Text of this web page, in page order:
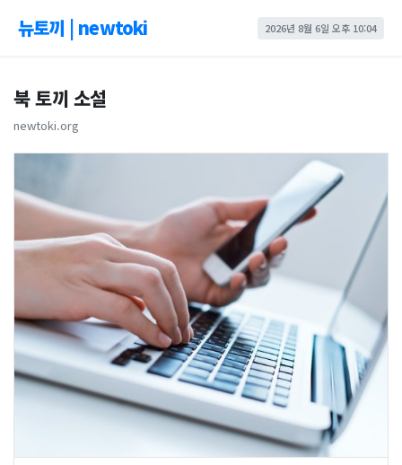
뉴토끼 | newtoki 2026년 8월 6일 오후 10:04
북 토끼 소설
newtoki.org